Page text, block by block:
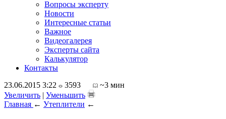
Вопросы эксперту
Новости
Интересные статьи
Важное
Видеогалерея
Эксперты сайта
Калькулятор
Контакты
23.06.2015 3:22
3593
~3 мин
Увеличить | Уменьшить
Главная ← Утеплители ←